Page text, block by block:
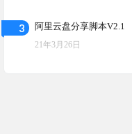
3 阿里云盘分享脚本V2.1
21年3月26日